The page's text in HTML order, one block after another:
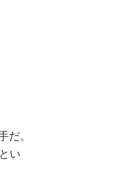
だ。
い
とになります。